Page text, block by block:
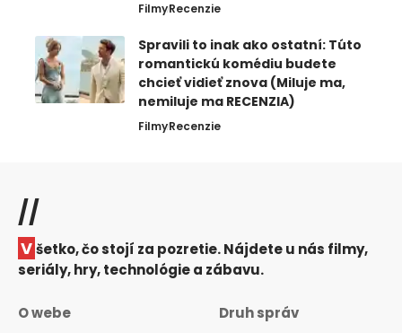
FilmyRecenzie
Spravili to inak ako ostatní: Túto
romantickú komédiu budete
chcieť vidieť znova (Miluje ma,
nemiluje ma RECENZIA)
FilmyRecenzie
//
Všetko, čo stojí za pozretie. Nájdete u nás filmy,
seriály, hry, technológie a zábavu.
O webe Druh správ